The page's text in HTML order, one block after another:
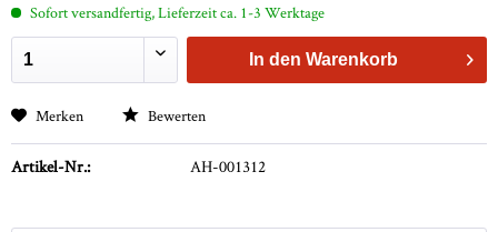
Sofort versandfertig, Lieferzeit ca. 1-3 Werktage
In den Warenkorb
Merken Bewerten
Artikel-Nr.: AH-001312